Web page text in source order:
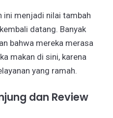
ini menjadi nilai tambah
datang. Banyak
bahwa mereka merasa
makan di sini, karena
yang ramah.
dan Review